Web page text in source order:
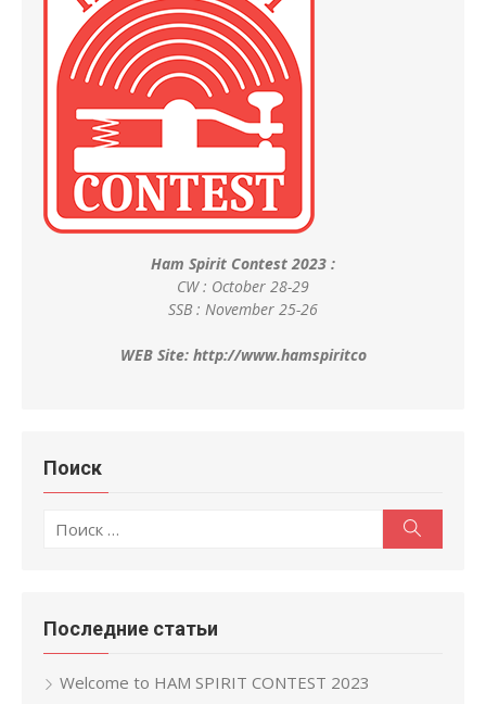
Ham Spirit Contest 2023 :
CW : October 28-29
SSB : November 25-26
WEB Site: http://www.hamspiritco
Поиск
Поиск
Последние статьи
Welcome to HAM SPIRIT CONTEST 2023